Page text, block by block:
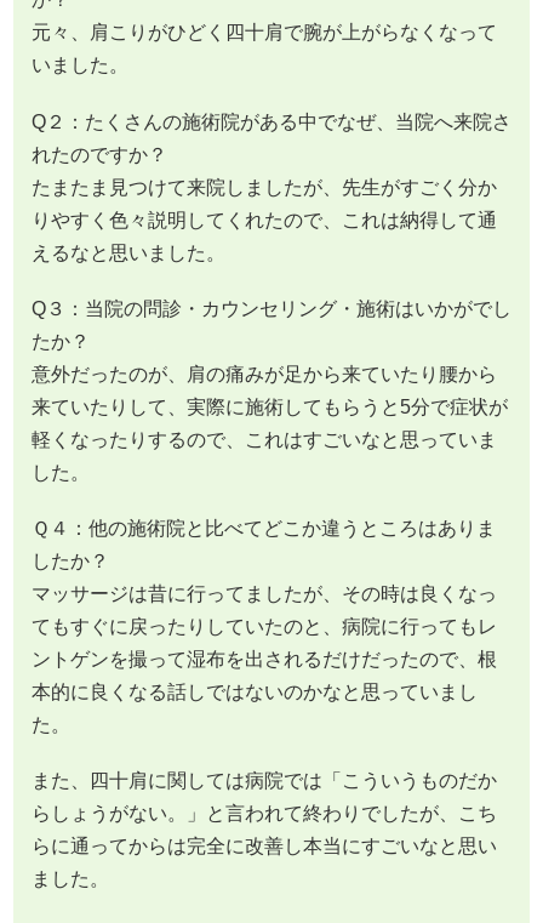
元々、肩こりがひどく四十肩で腕が上がらなくなって
いました。
Q２：たくさんの施術院がある中でなぜ、当院へ来院さ
れたのですか？
たまたま見つけて来院しましたが、先生がすごく分か
りやすく色々説明してくれたので、これは納得して通
えるなと思いました。
Q３：当院の問診・カウンセリング・施術はいかがでし
たか？
意外だったのが、肩の痛みが足から来ていたり腰から
来ていたりして、実際に施術してもらうと5分で症状が
軽くなったりするので、これはすごいなと思っていま
した。
Ｑ４：他の施術院と比べてどこか違うところはありま
したか？
マッサージは昔に行ってましたが、その時は良くなっ
てもすぐに戻ったりしていたのと、病院に行ってもレ
ントゲンを撮って湿布を出されるだけだったので、根
本的に良くなる話しではないのかなと思っていまし
た。
また、四十肩に関しては病院では「こういうものだか
らしょうがない。」と言われて終わりでしたが、こち
らに通ってからは完全に改善し本当にすごいなと思い
ました。